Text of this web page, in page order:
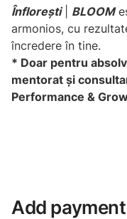
Înflorești| BLOOM
armonios, cu
încredere în tine.
* Doar pentru
mentorat și
Performance &
Add